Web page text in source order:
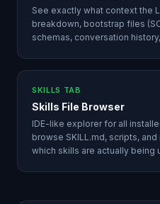
See exactly what context the
breakdown, bootstrap files
schemas, conversation
SKILLS TAB
Skills File Browser
IDE-like explorer for all
browse SKILL.md, scripts,
which skills are actually being